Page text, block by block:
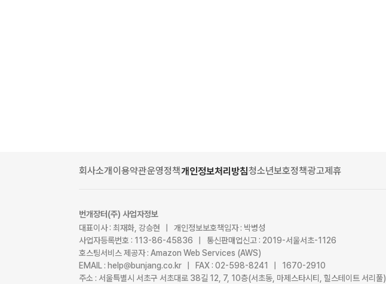
회사소개이용약관운영정책개인정보처리방침청소년보호정책광고제휴
번개장터(주) 사업자정보
대표이사 : 최재화, 강승현 | 개인정보보호책임자 : 박병성
사업자등록번호 : 113-86-45836 | 통신판매업신고 : 2019-서울서초-1126
호스팅서비스 제공자 : Amazon Web Services (AWS)
EMAIL : help@bunjang.co.kr | FAX : 02-598-8241 | 1670-2910
주소 : 서울특별시 서초구 서초대로 38길 12, 7, 10층(서초동, 마제스타시티, 힐스테이트 서리풀)